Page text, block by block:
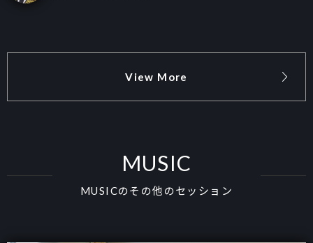
View More
MUSIC
MUSICのその他のセッション